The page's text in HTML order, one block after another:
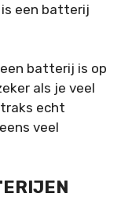
een batterij
batterij is op
als je veel
echt
veel